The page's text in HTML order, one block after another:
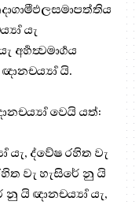
යැ
අර්‍හත්‍වමාර්‍ගය
යි.
වෙයි යත්:
යැ, ද්වේෂ රහිත වැ
වැ හැසිරේ නු යි
නු යි ඥානචර්‍ය්‍යා යැ,